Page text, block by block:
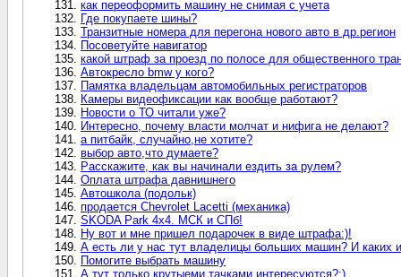
как переоформить машину не снимая с учета
Где покупаете шины?
Транзитные номера для перегона нового авто в др.регион
Посоветуйте навигатор
какой штраф за проезд по полосе для общественного
Автокресло bmw у кого?
Памятка владельцам автомобильных регистраторов
Камеры видеофиксации как вообще работают?
Новости о ТО читали уже?
Интересно, почему власти молчат и нифига не делают?
а питбайк, случайно,не хотите?
выбор авто,что думаете?
Расскажите, как вы начинали ездить за рулем?
Оплата штрафа давнишнего
Автошкола (подольк)
продается Chevrolet Lacetti (механика)
SKODA Park 4x4. МСК и СПб!
Ну вот и мне пришел подарочек в виде штрафа:)!
А есть ли у нас тут владелицы больших машин? И каких
Помогите выбрать машину
А тут только крутыеми тачками интересуются?:)